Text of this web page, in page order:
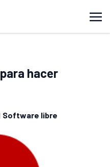
hacer
Software libre